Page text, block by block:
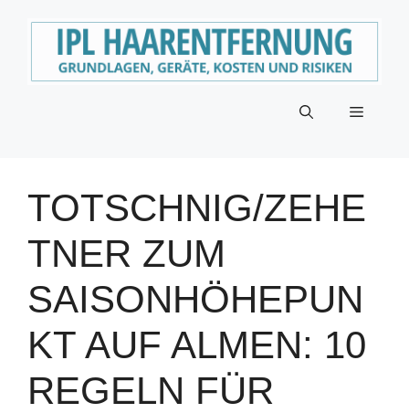
Menü
TOTSCHNIG/ZEHE
TNER ZUM
SAISONHÖHEPUN
KT AUF ALMEN: 10
REGELN FÜR